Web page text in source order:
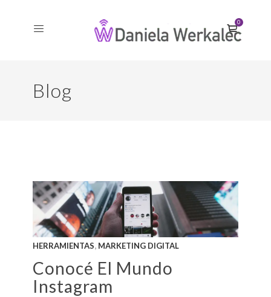
0
Blog
HERRAMIENTAS MARKETING DIGITAL
Conocé El Mundo
Instagram